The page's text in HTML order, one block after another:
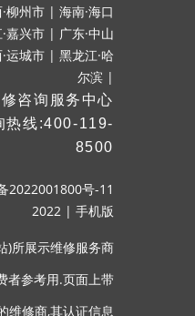
柳州市 | 海南·海口
嘉兴市 | 广东·中山
运城市 | 黑龙江·哈
尔滨 |
咨询服务中心
热线:400-119-
8500
2022001800号-11
2022 | 手机版
)所展示维修服务商
者参考用.页面上带
维修商,其认证信息